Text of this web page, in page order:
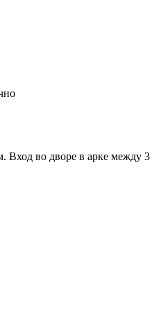
Вход во дворе в арке между